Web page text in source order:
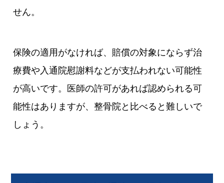
せん。
保険の適用がなければ、賠償の対象にならず治
療費や入通院慰謝料などが支払われない可能性
が高いです。医師の許可があれば認められる可
能性はありますが、整骨院と比べると難しいで
しょう。